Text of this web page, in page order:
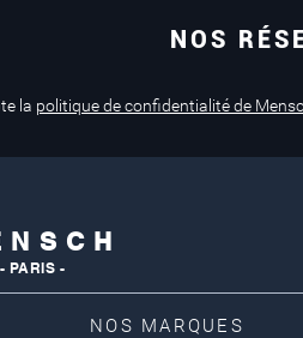
en magasin
NOS
la politique de confidentialité de
N S C H
- PARIS -
NOS MARQUES